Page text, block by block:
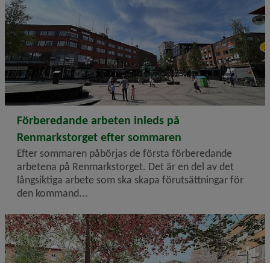
2026-06-24
Förberedande arbeten inleds på
Renmarkstorget efter sommaren
Efter sommaren påbörjas de första förberedande
arbetena på Renmarkstorget. Det är en del av det
långsiktiga arbete som ska skapa förutsättningar för
den kommand...